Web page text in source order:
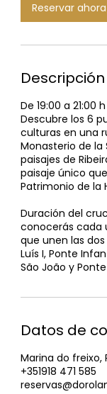
Reservar ahora
De 19:00 a 21:00 h
Descubre los 6
culturas en una
Monasterio de la
paisajes de
paisaje único
Patrimonio de la
Duración del
conocerás cada
que unen las
Luís I, Ponte
São João y
Datos de
Marina do freixo,
+351918 471 585